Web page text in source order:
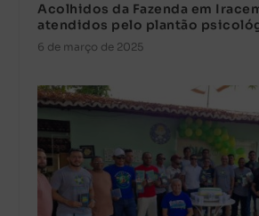
Acolhidos da Fazenda em
atendidos pelo plantão
6 de março de 2025